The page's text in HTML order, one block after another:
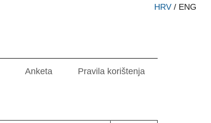
HRV / ENG
Anketa Pravila korištenja